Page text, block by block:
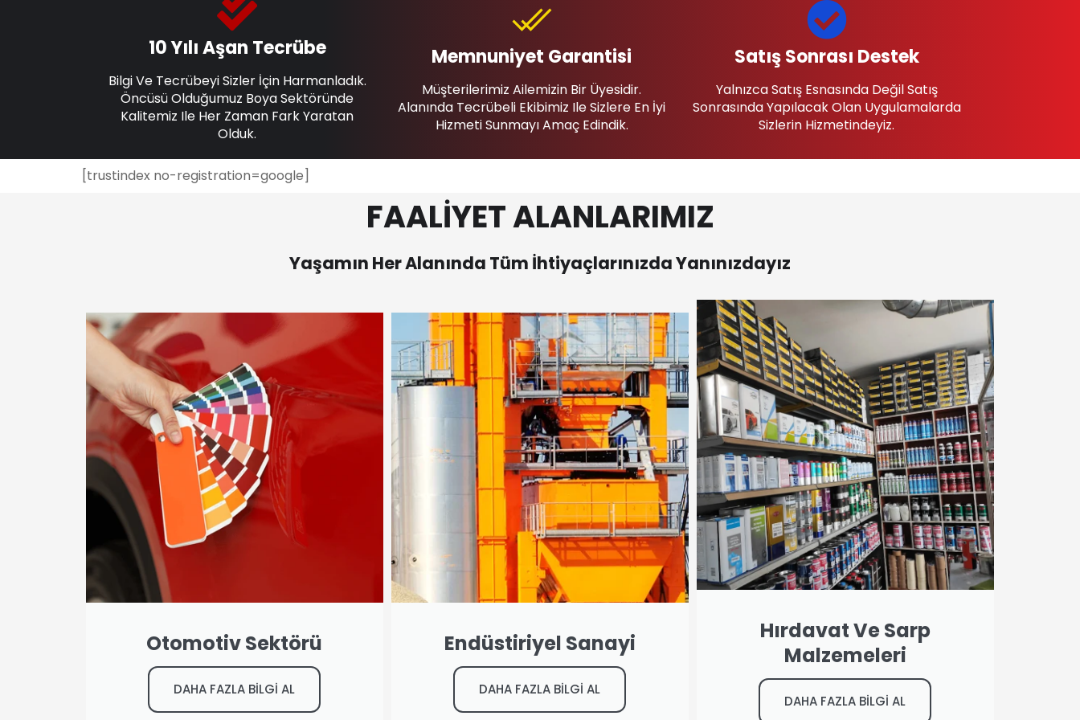
10 Yılı Aşan Tecrübe
Bilgi Ve Tecrübeyi Sizler İçin Harmanladık.
Öncüsü Olduğumuz Boya Sektöründe
Kalitemiz Ile Her Zaman Fark Yaratan
Olduk.
Memnuniyet Garantisi
Müşterilerimiz Ailemizin Bir Üyesidir.
Alanında Tecrübeli Ekibimiz Ile Sizlere En İyi
Hizmeti Sunmayı Amaç Edindik.
Satış Sonrası Destek
Yalnızca Satış Esnasında Değil Satış
Sonrasında Yapılacak Olan Uygulamalarda
Sizlerin Hizmetindeyiz.
[trustindex no-registration=google]
FAALİYET ALANLARIMIZ
Yaşamın Her Alanında Tüm İhtiyaçlarınızda Yanınızdayız
Otomotiv Sektörü
DAHA FAZLA BİLGİ AL
Endüstiriyel Sanayi
DAHA FAZLA BİLGİ AL
Hırdavat Ve Sarp
Malzemeleri
DAHA FAZLA BİLGİ AL